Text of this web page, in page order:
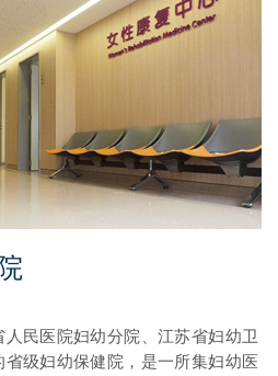
民医院妇幼分院、江苏省妇幼卫
级妇幼保健院，是一所集妇幼医